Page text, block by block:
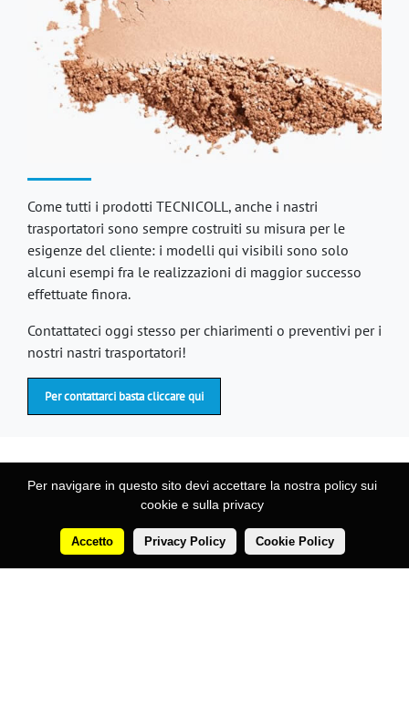
Come tutti i prodotti TECNICOLL, anche i nastri
trasportatori sono sempre costruiti su misura per le
esigenze del cliente: i modelli qui visibili sono solo
alcuni esempi fra le realizzazioni di maggior successo
effettuate finora.
Contattateci oggi stesso per chiarimenti o preventivi per i
nostri nastri trasportatori!
Per contattarci basta cliccare qui
manufacturing
equipment
La nostra storia
Prodotti
Macchine
Linee
Per navigare in questo sito devi accettare la nostra policy sui
cookie e sulla privacy
Accetto Privacy Policy Cookie Policy